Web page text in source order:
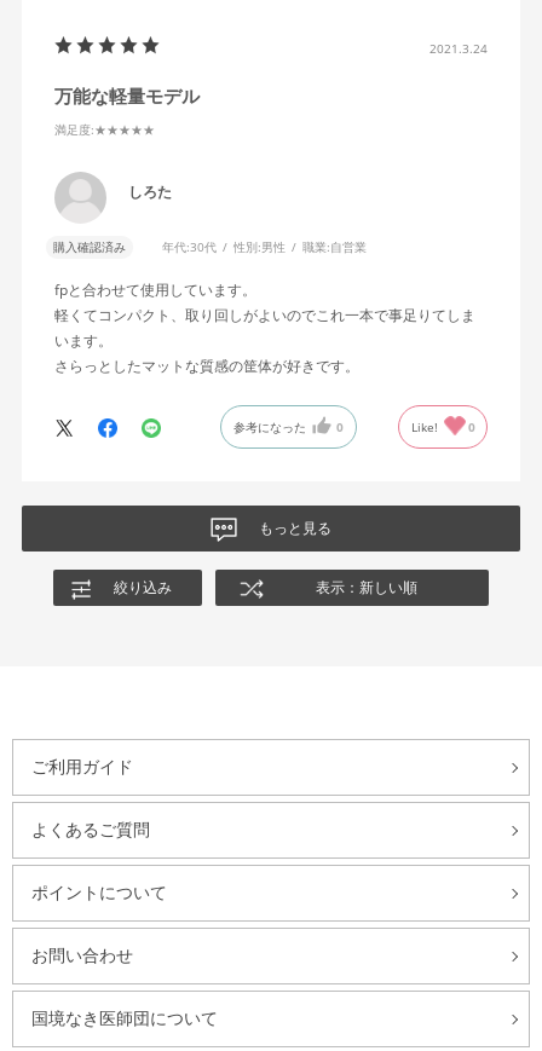
2021.3.24
万能な軽量モデル
満足度:★★★★★
しろた
購入確認済み 年代:30代 性別:男性 職業:自営業
fpと合わせて使用しています。
軽くてコンパクト、取り回しがよいのでこれ一本で事足りてしま
います。
さらっとしたマットな質感の筐体が好きです。
参考になった 0 Like! 0
もっと見る
絞り込み 表示：新しい順
ご利用ガイド
よくあるご質問
ポイントについて
お問い合わせ
国境なき医師団について